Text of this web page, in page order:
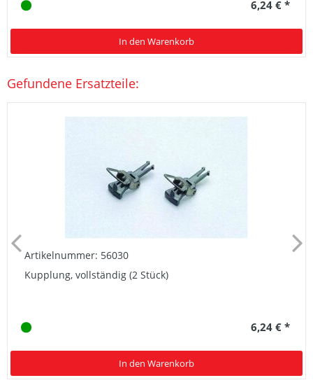
6,24 € *
In den Warenkorb
Gefundene Ersatzteile:
Artikelnummer: 56030
Kupplung, vollständig (2 Stück)
6,24 € *
In den Warenkorb